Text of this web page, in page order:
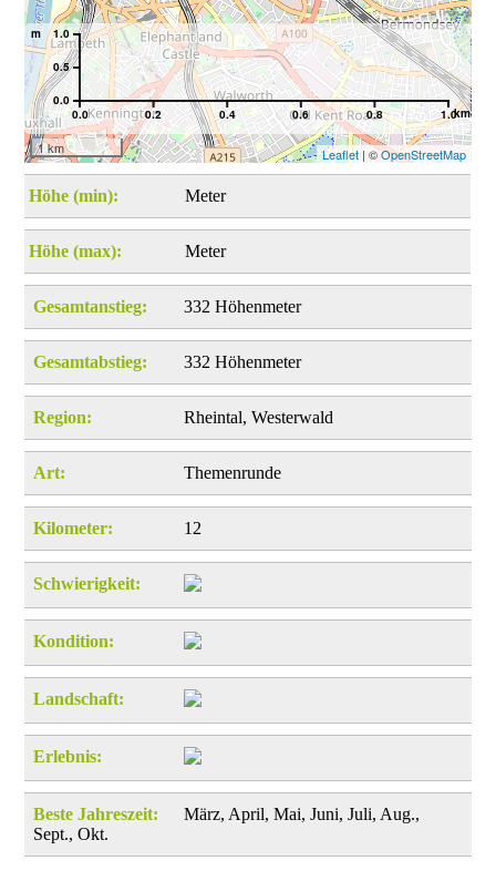
0.0 0.2 0.4 0.6 0.8 1.0km
0.0
0.5
1.0
m
1 km Leaflet| ©OpenStreetMap
Höhe (min): Meter
Höhe (max): Meter
Gesamtanstieg: 332 Höhenmeter
Gesamtabstieg: 332 Höhenmeter
Region: Rheintal, Westerwald
Art: Themenrunde
Kilometer: 12
Schwierigkeit:
Kondition:
Landschaft:
Erlebnis:
Beste Jahreszeit:
März, April, Mai, Juni, Juli, Aug.,
Sept., Okt.